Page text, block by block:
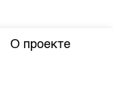
О проекте